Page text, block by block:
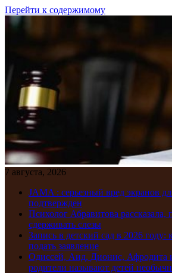
Перейти к содержимому
7 августа, 2026
JAMA : серьезный вред экранов
подтвержден
Психолог Абравитова рассказала,
сдерживать слезы
Запись в детский сад в 2026 году:
подать заявление
Одиссей, Аид, Дионис, Афродита
родители называют детей